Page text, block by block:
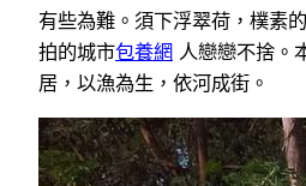
有些為難。須下浮翠荷，樸素
拍的城市包養網 人戀戀不捨。
居，以漁為生，依河成街。